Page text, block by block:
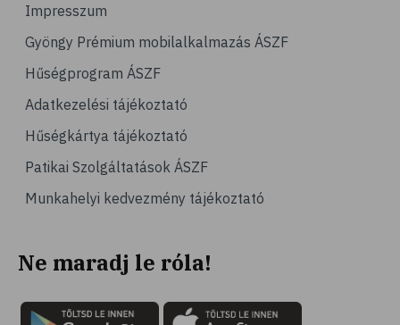
# vérnyomásmérés
# kardiológia
# kardiovaszkuláris betegségek
# szív- és érrendszer
# vérnyomás
# mozgás
# pszichológia
Impresszum
Gyöngy Prémium mobilalkalmazás ÁSZF
Hűségprogram ÁSZF
Adatkezelési tájékoztató
Hűségkártya tájékoztató
Patikai Szolgáltatások ÁSZF
Munkahelyi kedvezmény tájékoztató
Ne maradj le róla!